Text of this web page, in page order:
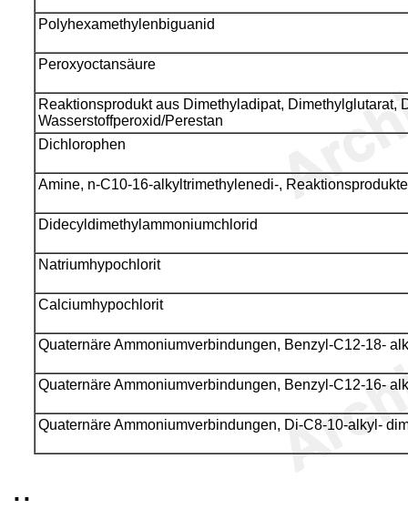
Polyhexamethylenbiguanid
Peroxyoctansäure
Reaktionsprodukt aus Dimethyladipat, Dimethylglutarat,
Wasserstoffperoxid/Perestan
Dichlorophen
Amine, n-C10-16-alkyltrimethylenedi-,
Didecyldimethylammoniumchlorid
Natriumhypochlorit
Calciumhypochlorit
Quaternäre Ammoniumverbindungen, Benzyl-C12-18-
Quaternäre Ammoniumverbindungen, Benzyl-C12-16-
Quaternäre Ammoniumverbindungen, Di-C8-10-alkyl-
..